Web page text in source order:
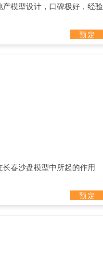
产模型设计，口碑极好，经验
预定
长春沙盘模型中所起的作用
预定